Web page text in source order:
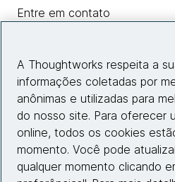
Entre em contato
Insights
Informações do site
Entre em
A Thoughtworks respeita a
informações coletadas por
anônimas e utilizadas para
do nosso site. Para oferecer
online, todos os cookies
momento. Você pode
qualquer momento clicando